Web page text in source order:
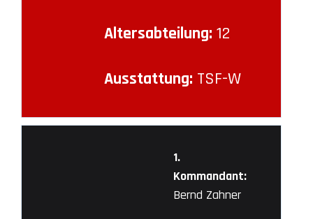
Altersabteilung: 12
Ausstattung: TSF-W
1.
Kommandant:
Bernd Zahner